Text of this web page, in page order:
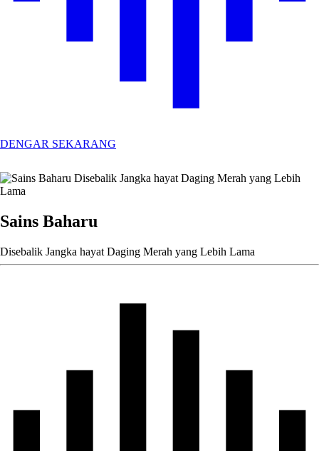
DENGAR SEKARANG
Sains Baharu
Disebalik Jangka hayat Daging Merah yang Lebih Lama